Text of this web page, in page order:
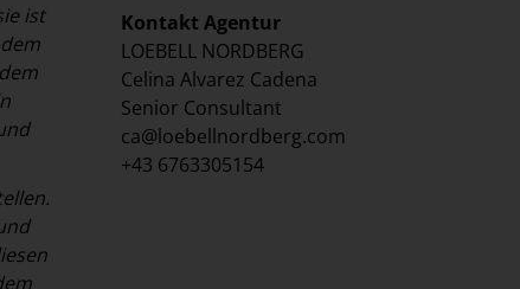
ist
Kontakt Agentur
LOEBELL NORDBERG
Celina Alvarez Cadena
Senior Consultant
ca@loebellnordberg.com
+43 6763305154